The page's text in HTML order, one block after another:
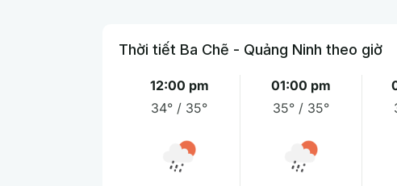
Thời tiết Ba Chẽ - Quảng Ninh theo giờ
12:00 pm
34° / 35°
01:00 pm
35° / 35°